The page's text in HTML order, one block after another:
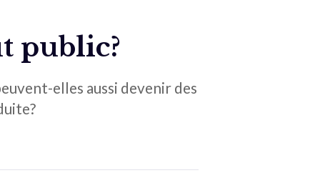
public?
elles aussi devenir des